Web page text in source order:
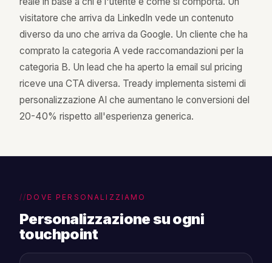
visitatore che arriva da LinkedIn vede un contenuto
diverso da uno che arriva da Google. Un cliente che ha
comprato la categoria A vede raccomandazioni per la
categoria B. Un lead che ha aperto la email sul pricing
riceve una CTA diversa. Tready implementa sistemi di
personalizzazione AI che aumentano le conversioni del
20-40% rispetto all'esperienza generica.
DOVE PERSONALIZZIAMO
Personalizzazione su ogni
touchpoint